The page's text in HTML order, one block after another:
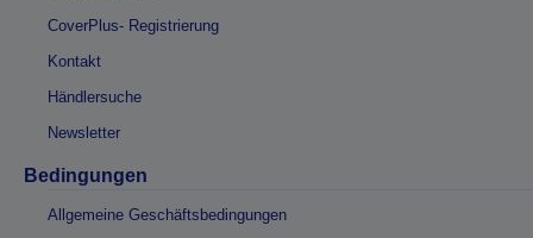
CoverPlus- Registrierung
Kontakt
Händlersuche
Newsletter
Bedingungen
Allgemeine Geschäftsbedingungen